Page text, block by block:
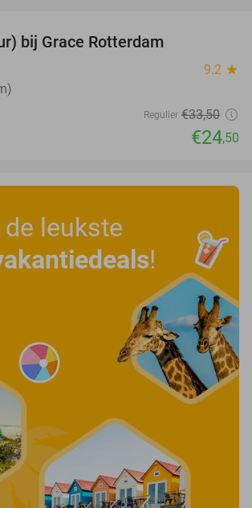
bij Grace Rotterdam
9.2 star
Regulier €33,50
€24,50
leukste
!